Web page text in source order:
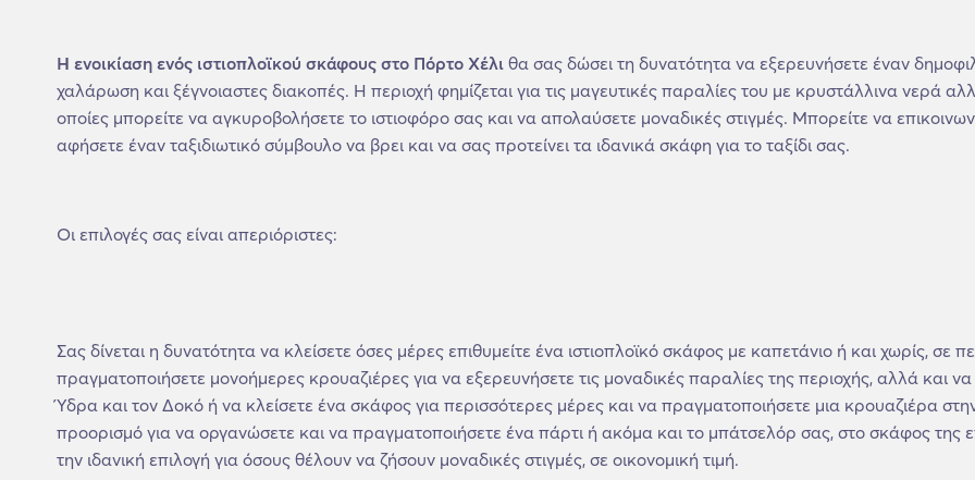
Η ενοικίαση ενός ιστιοπλοϊκού σκάφους στο Πόρτο Χέλι θα σας δώσει τη δυνατότητα να εξερευνήσετε έναν
χαλάρωση και ξέγνοιαστες διακοπές. Η περιοχή φημίζεται για τις μαγευτικές παραλίες του με κρυστάλλινα νερά
οποίες μπορείτε να αγκυροβολήσετε το ιστιοφόρο σας και να απολαύσετε μοναδικές στιγμές. Μπορείτε να
αφήσετε έναν ταξιδιωτικό σύμβουλο να βρει και να σας προτείνει τα ιδανικά σκάφη για το ταξίδι σας.
Οι επιλογές σας είναι απεριόριστες:
Σας δίνεται η δυνατότητα να κλείσετε όσες μέρες επιθυμείτε ένα ιστιοπλοϊκό σκάφος με καπετάνιο ή και χωρίς,
πραγματοποιήσετε μονοήμερες κρουαζιέρες για να εξερευνήσετε τις μοναδικές παραλίες της περιοχής, αλλά και να
Ύδρα και τον Δοκό ή να κλείσετε ένα σκάφος για περισσότερες μέρες και να πραγματοποιήσετε μια κρουαζιέρα
προορισμό για να οργανώσετε και να πραγματοποιήσετε ένα πάρτι ή ακόμα και το μπάτσελόρ σας, στο σκάφος της
την ιδανική επιλογή για όσους θέλουν να ζήσουν μοναδικές στιγμές, σε οικονομική τιμή.